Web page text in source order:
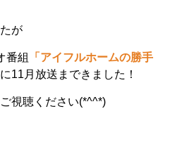
が
番組
「アイフルホームの勝手
11月放送まできました！
視聴ください(*^^*)